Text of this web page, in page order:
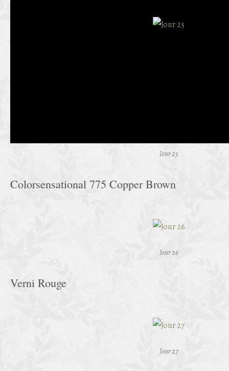
Jour 25
Colorsensational 775 Copper Brown
Jour 26
Verni Rouge
Jour 27